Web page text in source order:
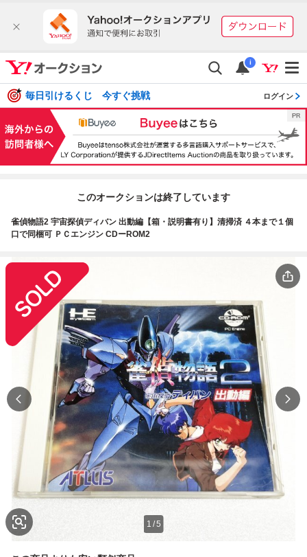
i
毎日引けるくじ 今すぐ挑戦 ログイン
このオークションは終了しています
雀偵物語2 宇宙探偵ディバン 出動編【箱・説明書有り】清掃済 ４本まで１個
口で同梱可 ＰＣエンジン CDーROM2
1 /5